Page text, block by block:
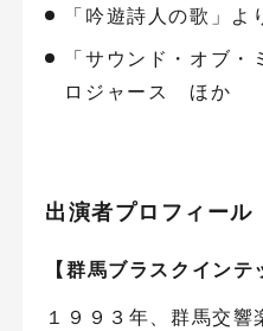
「吟遊詩人の歌」
「サウンド・オブ
ロジャース ほか
出演者プロフィール
【群馬ブラスクインテ
１９９３年、群馬交響